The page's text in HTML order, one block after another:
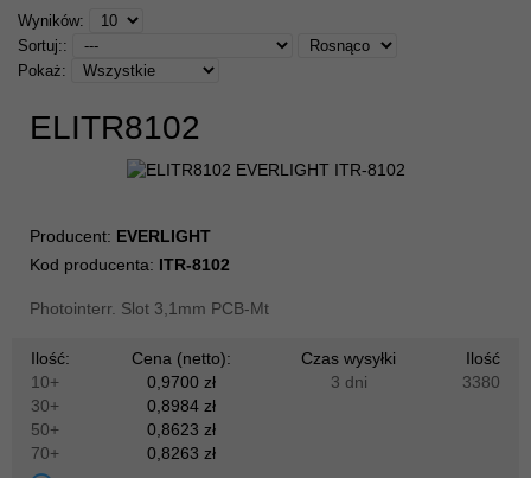
Wyników:
Sortuj::
Pokaż:
ELITR8102
Producent: EVERLIGHT
Kod producenta: ITR-8102
Photointerr. Slot 3,1mm PCB-Mt
Ilość:
Cena (netto):
10+
0,9700 zł
30+
0,8984 zł
50+
0,8623 zł
70+
0,8263 zł
Czas wysyłki
Ilość
3 dni
3380